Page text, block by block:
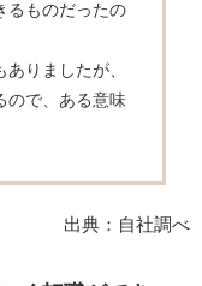
るものだったの
りましたが、
ので、ある意味
出典：自社調べ